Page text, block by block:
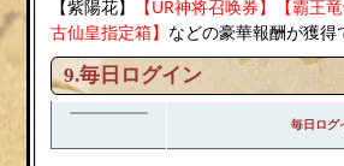
【紫陽花】
【UR神将召唤券】【霸王
古仙皇指定箱】 などの豪華報酬が獲得
9.毎日ログイン
毎日ログ